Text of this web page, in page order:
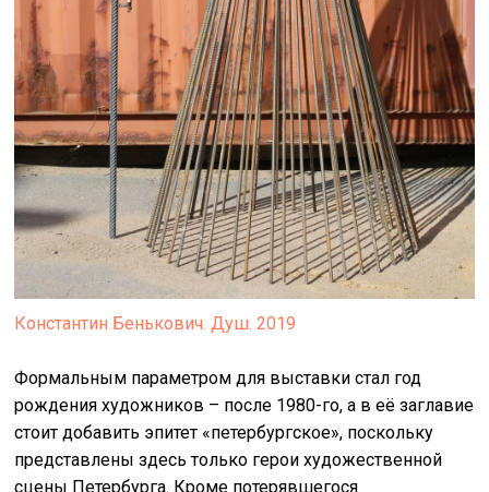
Константин Бенькович. Душ. 2019
Формальным параметром для выставки стал год
рождения художников – после 1980-го, а в её заглавие
стоит добавить эпитет «петербургское», поскольку
представлены здесь только герои художественной
сцены Петербурга. Кроме потерявшегося